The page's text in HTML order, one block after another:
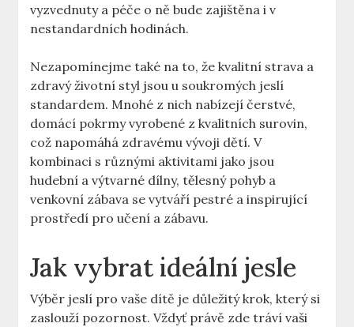
vyzvednuty a péče o ně bude zajištěna i v
nestandardních hodinách.
Nezapomínejme také na to, že kvalitní strava a
zdravý životní styl jsou u soukromých jeslí
standardem. Mnohé z nich nabízejí čerstvé,
domácí pokrmy vyrobené z kvalitních surovin,
což napomáhá zdravému vývoji dětí. V
kombinaci s různými aktivitami jako jsou
hudební a výtvarné dílny, tělesný pohyb a
venkovní zábava se vytváří pestré a inspirující
prostředí pro učení a zábavu.
Jak vybrat ideální jesle
Výběr jeslí pro vaše dítě je důležitý krok, který si
zaslouží pozornost. Vždyť právě zde tráví vaši